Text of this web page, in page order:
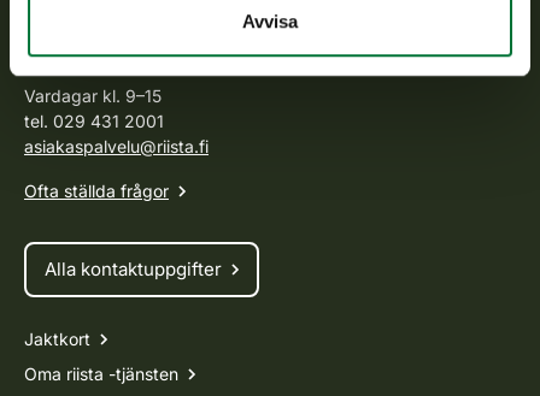
Avvisa
Vardagar kl. 9–15
tel. 029 431 2001
asiakaspalvelu@riista.fi
Ofta ställda frågor
Alla kontaktuppgifter
Jaktkort
Oma riista -tjänsten